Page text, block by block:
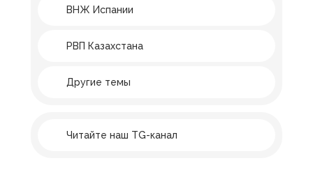
ВНЖ Испании
РВП Казахстана
Другие темы
Читайте наш TG-канал